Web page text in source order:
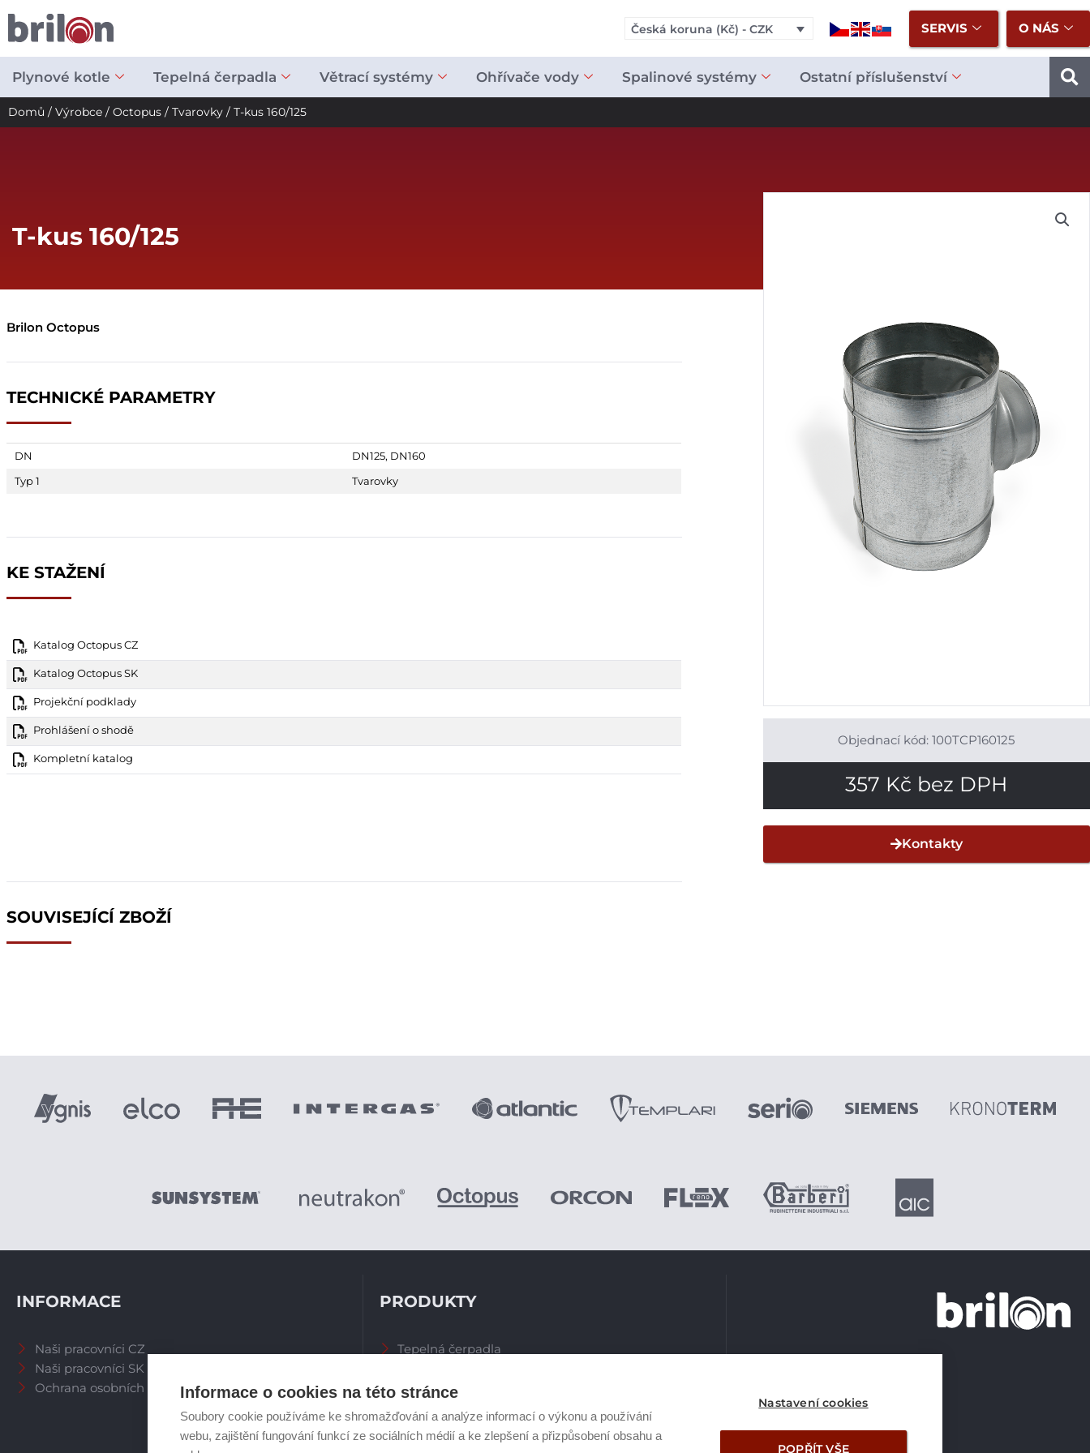
Informace o cookies na této stránce
Soubory cookie používáme ke shromažďování a analýze informací o výkonu a používání
webu, zajištění fungování funkcí ze sociálních médií a ke zlepšení a přizpůsobení obsahu a
Nastavení cookies
POPŘÍT VŠE
obsah
Česká koruna (Kč) - CZK SERVIS O NÁS
Plynové kotle Tepelná čerpadla Větrací systémy Ohřívače vody Spalinové systémy Ostatní příslušenství
Domů / Výrobce / Octopus / Tvarovky / T-kus 160/125
T-kus 160/125
Brilon Octopus
TECHNICKÉ PARAMETRY
DN DN125, DN160
Typ 1
Tvarovky
KE STAŽENÍ
Katalog Octopus CZ
Katalog Octopus SK
Projekční podklady
Prohlášení o shodě
Kompletní katalog
SOUVISEJÍCÍ ZBOŽÍ
Objednací kód: 100TCP160125
357 Kč bez DPH
Kontakty
INFORMACE
Naši pracovníci CZ
Naši pracovníci SK
Ochrana osobních údajů
PRODUKTY
Tepelná čerpadla
Zásobníky TV
Plynové kotle
Ostatní příslušenství